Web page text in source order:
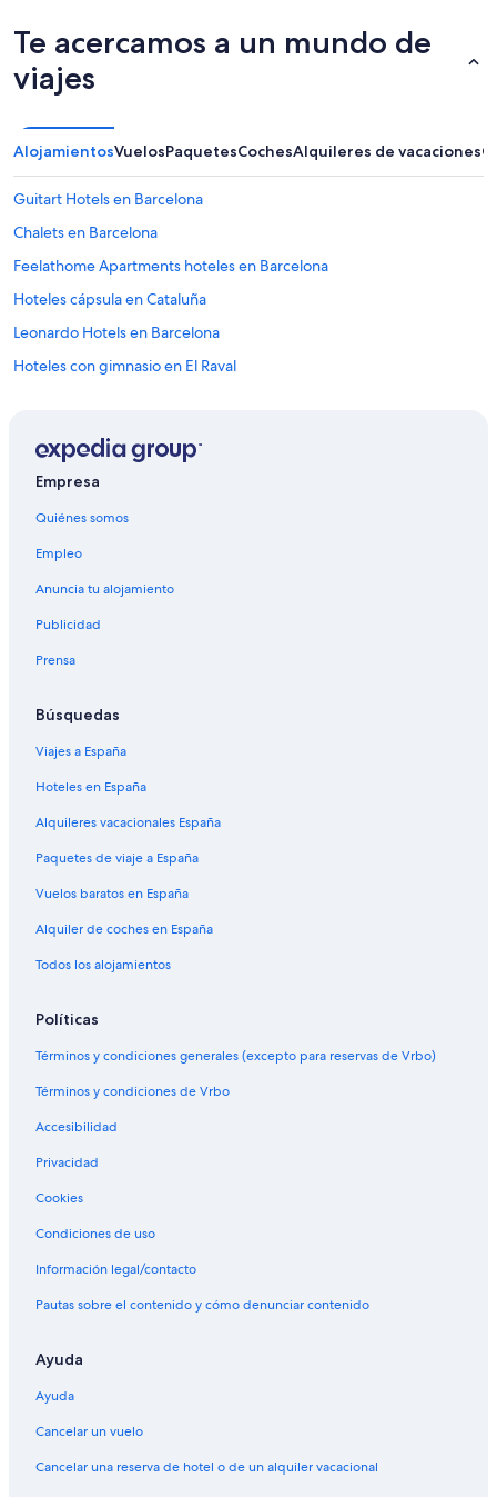
Te acercamos a un mundo de
viajes
AlojamientosVuelosPaquetesCochesAlquileres de vacaciones
Guitart Hotels en Barcelona
Chalets en Barcelona
Feelathome Apartments hoteles en Barcelona
Hoteles cápsula en Cataluña
Leonardo Hotels en Barcelona
Hoteles con gimnasio en El Raval
Hcc hoteles en Barcelona
Hoteles con todo incluido en Cataluña
Starwood Capital hoteles en Barcelona
Hoteles de lujo en Barcelona
B&B en Estación de Sant Antoni
Axel Hotels en Barcelona
Casas barco en Barcelona
Hoteles baratos en Centro de Barcelona
Hoteles que aceptan mascotas en Barcelona
Pensiones en Estación de metro de Paral·lel
Hoteles de 3 estrellas en Barcelona
Catalonia hoteles en Barcelona
Barcelo hoteles en Barcelona
Casas privadas de vacaciones en Barcelona
Hoteles boutique en Centro de Barcelona
Casas de campo en Barcelona
Hoteles para familias en Barcelona
Occidental hoteles en Barcelona
Pensiones en Estación de metro Drassanes
Casas de huéspedes en Barcelona
Petit Palace hoteles en Barcelona
Casas de campo en Barcelona
Hoteles con gimnasio en Barcelona
Pensiones en Estación de tren de Barcelona-Sants
Empresa
Quiénes somos
Empleo
Anuncia tu alojamiento
Publicidad
Prensa
Búsquedas
Viajes a España
Hoteles en España
Alquileres vacacionales España
Paquetes de viaje a España
Vuelos baratos en España
Alquiler de coches en España
Todos los alojamientos
Políticas
Términos y condiciones generales (excepto para reservas de Vrbo)
Términos y condiciones de Vrbo
Accesibilidad
Privacidad
Cookies
Condiciones de uso
Información legal/contacto
Pautas sobre el contenido y cómo denunciar contenido
Ayuda
Ayuda
Cancelar un vuelo
Cancelar una reserva de hotel o de un alquiler vacacional